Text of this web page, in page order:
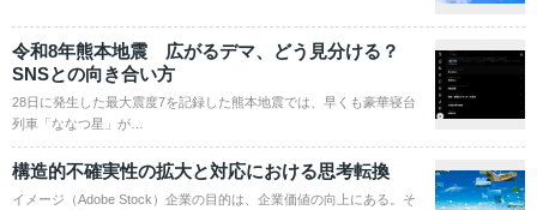
令和8年熊本地震 広がるデマ、どう見分ける？
SNSとの向き合い方
28日に発生した最大震度7を記録した熊本地震では、早くも豪華寝台
列車「ななつ星」が…
構造的不確実性の拡大と対応における思考転換
イメージ（Adobe Stock）企業の目的は、企業価値の向上にある。そ